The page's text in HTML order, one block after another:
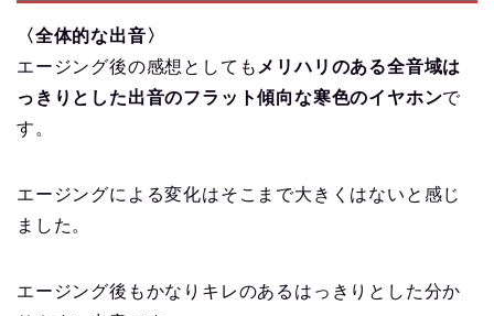
〈全体的な出音〉
エージング後の感想としても メリハリのある全音域は
っきりとした出音のフラット傾向な寒色のイヤホンで
す。
エージングによる変化はそこまで大きくはないと感じ
ました。
エージング後もかなりキレのあるはっきりとした分か